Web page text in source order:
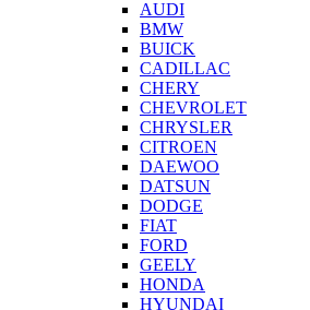
AUDI
BMW
BUICK
CADILLAC
CHERY
CHEVROLET
CHRYSLER
CITROEN
DAEWOO
DATSUN
DODGE
FIAT
FORD
GEELY
HONDA
HYUNDAI